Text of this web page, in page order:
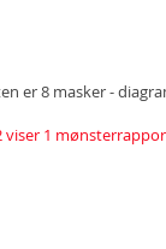
er 8 masker -
viser 1